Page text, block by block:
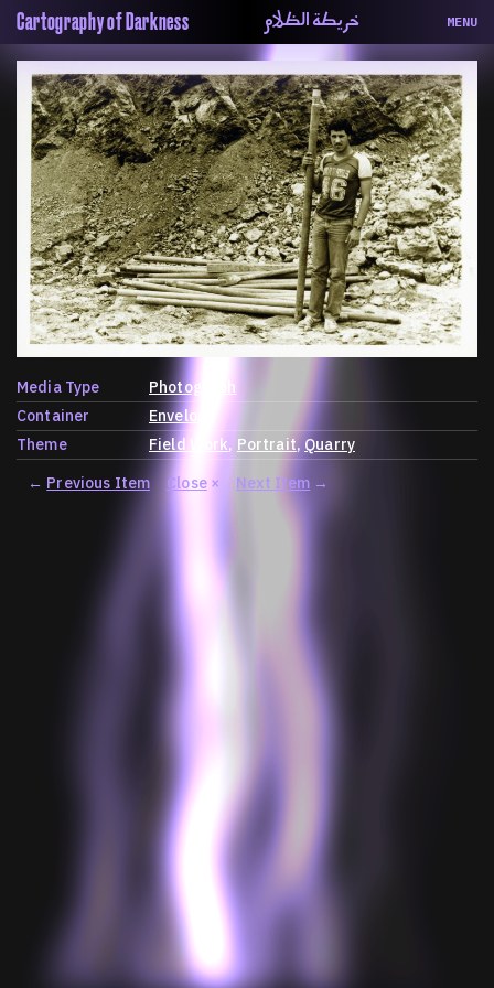
Cartography of Darkness خريطة الظلام MENU
About
ماهيتنا
Map
الخريطة
Periodical
السلسة
Repository
الحاوية
Contributors
المساهمين
Colophon
التختيم
Media Type
Photograph
Container
Envelope
Theme
Field Work Portrait Quarry
← Previous Item Close× Next Item →